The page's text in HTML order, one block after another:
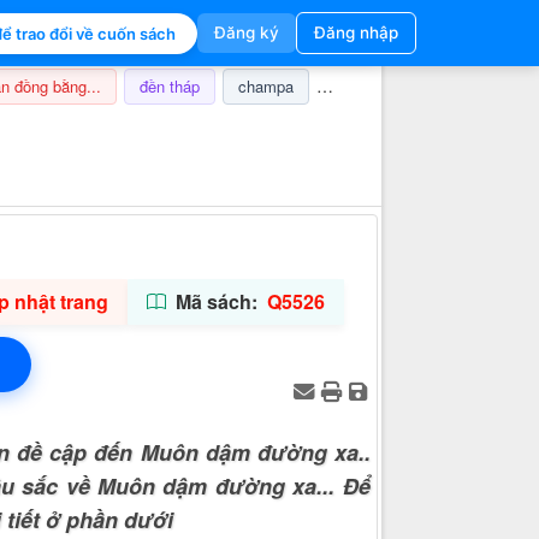
trao đổi về cuốn sách Đăng ký Đăng nhập
đồng bằng... đền tháp champa nghi lễ
nhật trang Mã sách: Q5526
đề cập đến Muôn dậm đường xa..
sắc về Muôn dậm đường xa... Để
tiết ở phần dưới